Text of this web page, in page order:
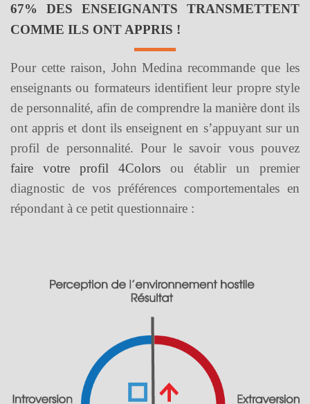
67% DES ENSEIGNANTS TRANSMETTENT
COMME ILS ONT APPRIS !
Pour cette raison, John Medina recommande que les
enseignants ou formateurs identifient leur propre style
de personnalité, afin de comprendre la manière dont ils
ont appris et dont ils enseignent en s’appuyant sur un
profil de personnalité. Pour le savoir vous pouvez
faire votre profil 4Colors ou établir un premier
diagnostic de vos préférences comportementales en
répondant à ce petit questionnaire :